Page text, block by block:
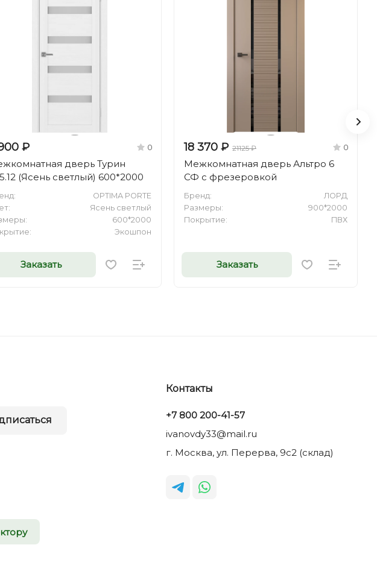
₽ 0
дверь Турин
(Ясень светлый) 600*2000
OPTIMA PORTE
Ясень светлый
600*2000
Экошпон
Заказать
18 370 ₽ 21125 ₽ 0
Межкомнатная дверь Альтро 6
СФ с фрезеровкой
Бренд:
ЛОРД
Размеры:
900*2000
Покрытие:
ПВХ
Заказать
Контакты
+7 800 200-41-57
ivanovdy33@mail.ru
г. Москва, ул. Перерва, 9с2 (склад)